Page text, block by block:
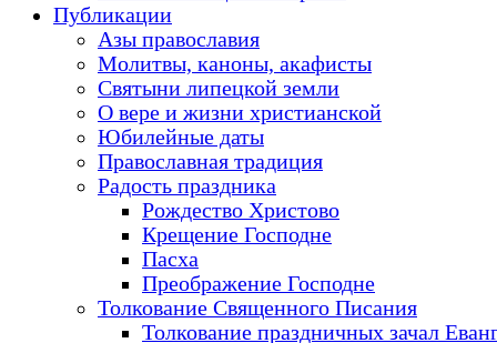
Публикации
Азы православия
Молитвы, каноны, акафисты
Святыни липецкой земли
О вере и жизни христианской
Юбилейные даты
Православная традиция
Радость праздника
Рождество Христово
Крещение Господне
Пасха
Преображение Господне
Толкование Священного Писания
Толкование праздничных зачал